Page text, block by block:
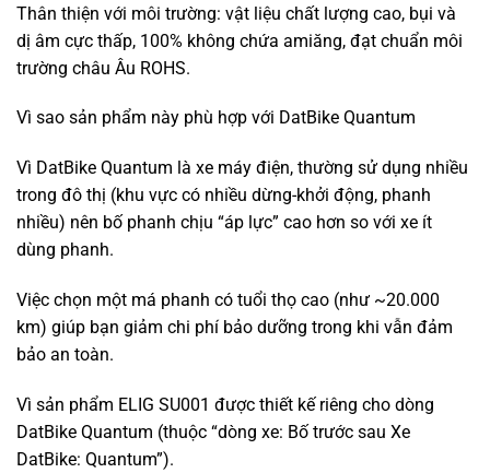
Thân thiện với môi trường: vật liệu chất lượng cao, bụi và
dị âm cực thấp, 100% không chứa amiăng, đạt chuẩn môi
trường châu Âu ROHS.
Vì sao sản phẩm này phù hợp với DatBike Quantum
Vì DatBike Quantum là xe máy điện, thường sử dụng nhiều
trong đô thị (khu vực có nhiều dừng-khởi động, phanh
nhiều) nên bố phanh chịu “áp lực” cao hơn so với xe ít
dùng phanh.
Việc chọn một má phanh có tuổi thọ cao (như ~20.000
km) giúp bạn giảm chi phí bảo dưỡng trong khi vẫn đảm
bảo an toàn.
Vì sản phẩm ELIG SU001 được thiết kế riêng cho dòng
DatBike Quantum (thuộc “dòng xe: Bố trước sau Xe
DatBike: Quantum”).